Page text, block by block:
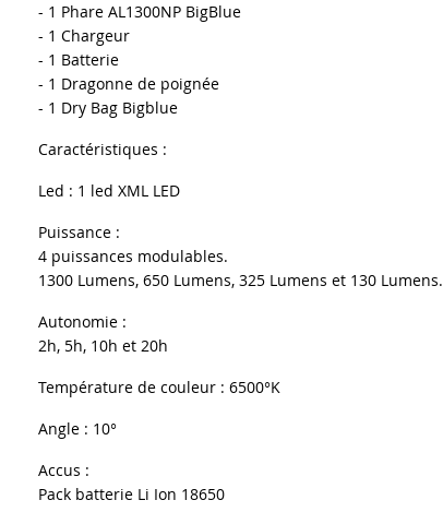
- 1 Phare AL1300NP BigBlue
- 1 Chargeur
- 1 Batterie
- 1 Dragonne de poignée
- 1 Dry Bag Bigblue
Caractéristiques :
Led : 1 led XML LED
Puissance :
4 puissances modulables.
1300 Lumens, 650 Lumens, 325 Lumens et 130 Lumens.
Autonomie :
2h, 5h, 10h et 20h
Température de couleur : 6500°K
Angle : 10°
Accus :
Pack batterie Li Ion 18650